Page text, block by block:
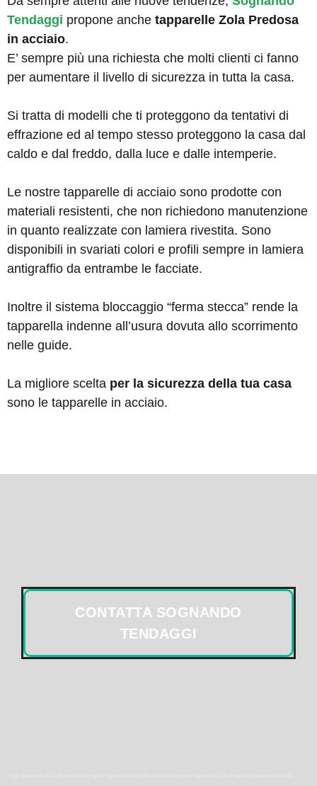
Tendaggi propone anche tapparelle Zola Predosa
in acciaio.
E’ sempre più una richiesta che molti clienti ci fanno
per aumentare il livello di sicurezza in tutta la casa.
Si tratta di modelli che ti proteggono da tentativi di
effrazione ed al tempo stesso proteggono la casa dal
caldo e dal freddo, dalla luce e dalle intemperie.
Le nostre tapparelle di acciaio sono prodotte con
materiali resistenti, che non richiedono manutenzione
in quanto realizzate con lamiera rivestita. Sono
disponibili in svariati colori e profili sempre in lamiera
antigraffio da entrambe le facciate.
Inoltre il sistema bloccaggio “ferma stecca” rende la
tapparella indenne all’usura dovuta allo scorrimento
nelle guide.
La migliore scelta per la sicurezza della tua casa
sono le tapparelle in acciaio.
CONTATTA SOGNANDO
TENDAGGI